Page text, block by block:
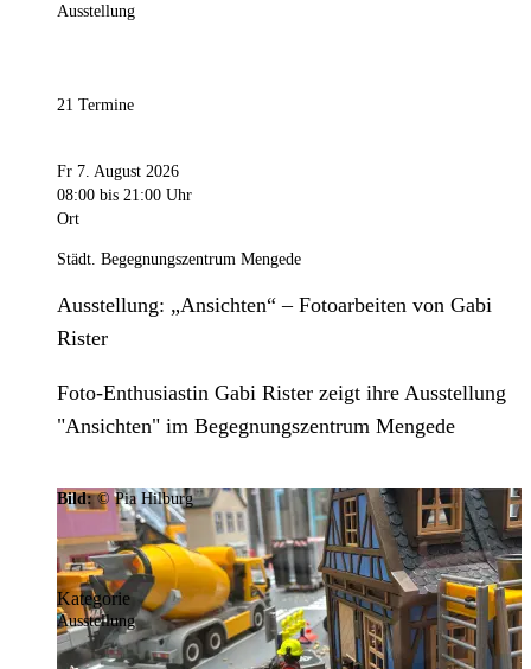
Ausstellung
21 Termine
Fr 7. August 2026
08:00 bis 21:00 Uhr
Ort
Städt. Begegnungszentrum Mengede
Ausstellung: „Ansichten“ – Fotoarbeiten von Gabi
Rister
Foto-Enthusiastin Gabi Rister zeigt ihre Ausstellung
"Ansichten" im Begegnungszentrum Mengede
Bild:© Pia Hilburg
Kategorie
Ausstellung